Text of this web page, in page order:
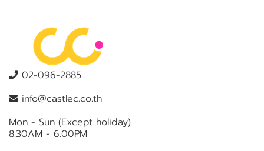
02-096-2885
info@castlec.co.th
Mon - Sun (Except holiday)
8.30AM - 6.00PM